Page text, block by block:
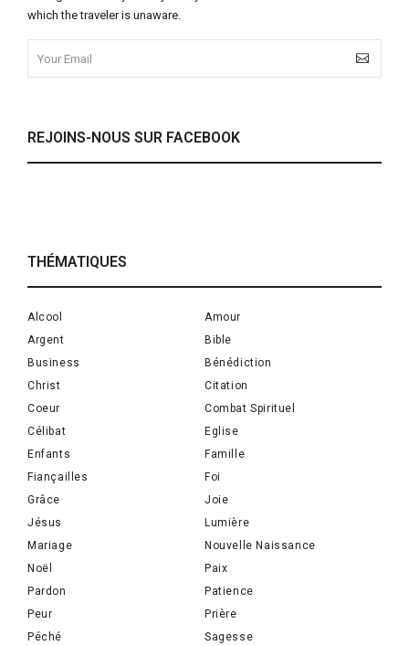
which the traveler is unaware.
REJOINS-NOUS SUR FACEBOOK
THÉMATIQUES
Alcool
Amour
Argent
Bible
Business
Bénédiction
Christ
Citation
Coeur
Combat Spirituel
Célibat
Eglise
Enfants
Famille
Fiançailles
Foi
Grâce
Joie
Jésus
Lumière
Mariage
Nouvelle Naissance
Noël
Paix
Pardon
Patience
Peur
Prière
Péché
Sagesse